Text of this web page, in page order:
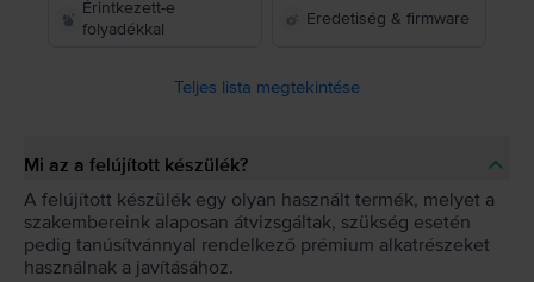
Érintkezett-e
folyadékkal
Eredetiség & firmware
Teljes lista megtekintése
Mi az a felújított készülék?
A felújított készülék egy olyan használt termék, melyet a
szakembereink alaposan átvizsgáltak, szükség esetén
pedig tanúsítvánnyal rendelkező prémium alkatrészeket
használnak a javításához.